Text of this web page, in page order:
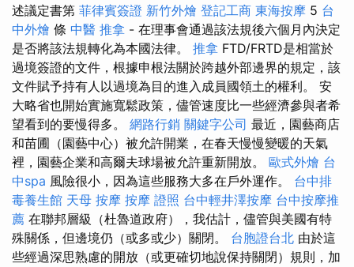
述議定書第 菲律賓簽證 新竹外燴 登記工商 東海按摩 5 台
中外燴 條 中醫 推拿 - 在理事會通過該法規後六個月內決定
是否將該法規轉化為本國法律。 推拿 FTD/FRTD是相當於
過境簽證的文件，根據申根法關於跨越外部邊界的規定，該
文件賦予持有人以過境為目的進入成員國領土的權利。 安
大略省也開始實施寬鬆政策，儘管速度比一些經濟參與者希
望看到的要慢得多。 網路行銷 關鍵字公司 最近，園藝商店
和苗圃（園藝中心）被允許開業，在春天慢慢變暖的天氣
裡，園藝企業和高爾夫球場被允許重新開放。 歐式外燴 台
中spa 風險很小，因為這些服務大多在戶外運作。 台中排
毒養生館 天母 按摩 按摩 證照 台中輕井澤按摩 台中按摩推
薦 在聯邦層級（杜魯道政府），我估計，儘管與美國有特
殊關係，但邊境仍（或多或少）關閉。 台胞證台北 由於這
些經過深思熟慮的開放（或更確切地說保持關閉）規則，加